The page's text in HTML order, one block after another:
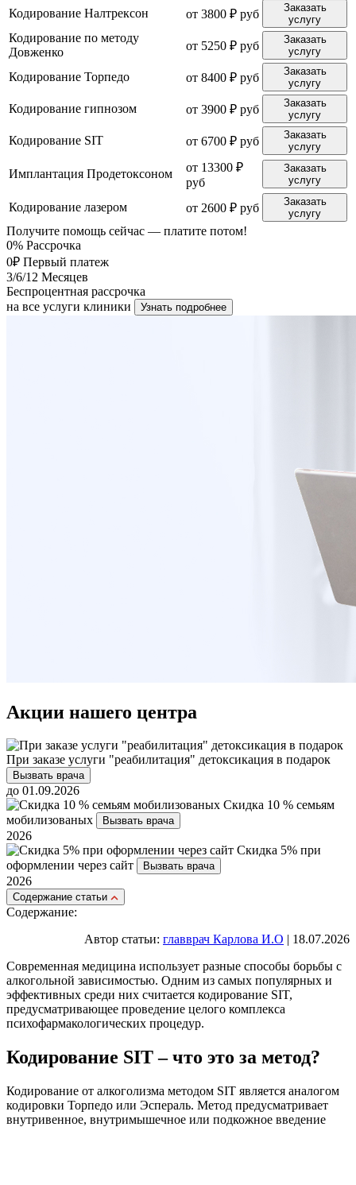
Кодирование Налтрексон от 3800 ₽ руб
Заказать
услугу
Кодирование по методу
Довженко
от 5250 ₽ руб
Заказать
услугу
Кодирование Торпедо от 8400 ₽ руб
Заказать
услугу
Кодирование гипнозом от 3900 ₽ руб
Заказать
услугу
Кодирование SIT от 6700 ₽ руб
Заказать
услугу
Имплантация Продетоксоном
от 13300 ₽
руб
Заказать
услугу
Кодирование лазером от 2600 ₽ руб
Заказать
услугу
Получите помощь сейчас — платите потом!
0% Рассрочка
0₽ Первый платеж
3/6/12 Месяцев
Беспроцентная рассрочка
на все услуги клиники
Узнать подробнее
Акции нашего центра
При заказе услуги "реабилитация" детоксикация в подарок
Вызвать врача
до 01.09.2026
Скидка 10 % семьям
мобилизованых
Вызвать врача
2026
Скидка 5% при
оформлении через сайт
Вызвать врача
2026
Cодержание статьи
Содержание:
Автор статьи: главврач Карлова И.О | 18.07.2026
Современная медицина использует разные способы борьбы с
алкогольной зависимостью. Одним из самых популярных и
эффективных среди них считается кодирование SIT,
предусматривающее проведение целого комплекса
психофармакологических процедур.
Кодирование SIT – что это за метод?
Кодирование от алкоголизма методом SIT является аналогом
кодировки Торпедо или Эспераль. Метод предусматривает
внутривенное, внутримышечное или подкожное введение